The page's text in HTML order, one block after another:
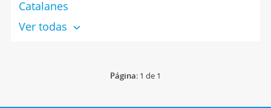
Catalanes
Ver todas
Página: 1 de 1